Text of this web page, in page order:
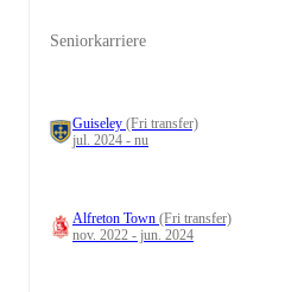
Seniorkarriere
Guiseley (Fri transfer)
jul. 2024 - nu
Alfreton Town (Fri transfer)
nov. 2022 - jun. 2024